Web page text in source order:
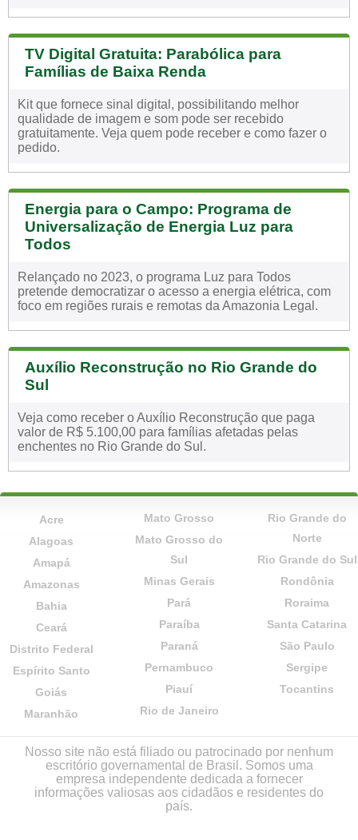
TV Digital Gratuita: Parabólica para
Famílias de Baixa Renda
Kit que fornece sinal digital, possibilitando melhor
qualidade de imagem e som pode ser recebido
gratuitamente. Veja quem pode receber e como fazer o
pedido.
Energia para o Campo: Programa de
Universalização de Energia Luz para
Todos
Relançado no 2023, o programa Luz para Todos
pretende democratizar o acesso a energia elétrica, com
foco em regiões rurais e remotas da Amazonia Legal.
Auxílio Reconstrução no Rio Grande do
Sul
Veja como receber o Auxílio Reconstrução que paga
valor de R$ 5.100,00 para famílias afetadas pelas
enchentes no Rio Grande do Sul.
Acre
Alagoas
Amapá
Amazonas
Bahia
Ceará
Distrito Federal
Espírito Santo
Goiás
Maranhão
Mato Grosso
Mato Grosso do
Sul
Minas Gerais
Pará
Paraíba
Paraná
Pernambuco
Piauí
Rio de Janeiro
Rio Grande do
Norte
Rio Grande do Sul
Rondônia
Roraima
Santa Catarina
São Paulo
Sergipe
Tocantins
Nosso site não está filiado ou patrocinado por nenhum
escritório governamental de Brasil. Somos uma
empresa independente dedicada a fornecer
informações valiosas aos cidadãos e residentes do
país.